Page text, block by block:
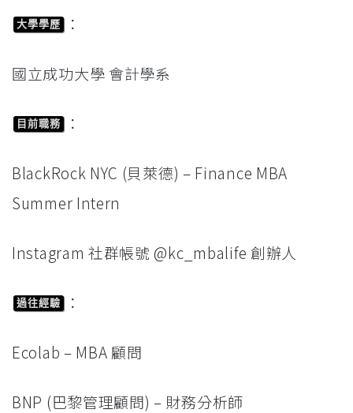
大學學歷 ：
國立成功大學 會計學系
目前職務 ：
BlackRock NYC (貝萊德) – Finance MBA
Summer Intern
Instagram 社群帳號 @kc_mbalife 創辦人
過往經驗 ：
Ecolab – MBA 顧問
BNP (巴黎管理顧問) – 財務分析師